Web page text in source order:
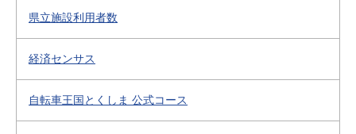
県立施設利用者数
経済センサス
自転車王国とくしま 公式コース